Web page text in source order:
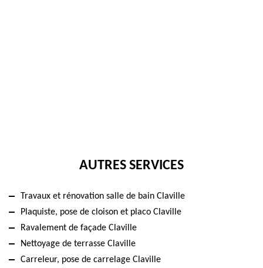
AUTRES SERVICES
Travaux et rénovation salle de bain Claville
Plaquiste, pose de cloison et placo Claville
Ravalement de façade Claville
Nettoyage de terrasse Claville
Carreleur, pose de carrelage Claville